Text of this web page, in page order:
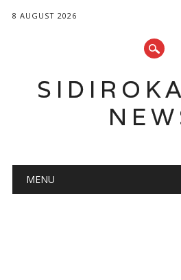
8 AUGUST 2026
Main menu
MENU